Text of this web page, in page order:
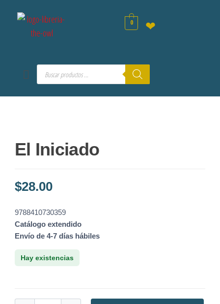
0 ❤
El Iniciado
$28.00
9788410730359
Catálogo extendido
Envío de 4-7 días hábiles
Hay existencias